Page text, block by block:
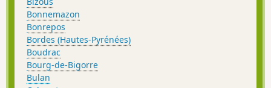
Bonnemazon
Bonrepos
Bordes (Hautes-Pyrénées)
Boudrac
Bourg-de-Bigorre
Bulan